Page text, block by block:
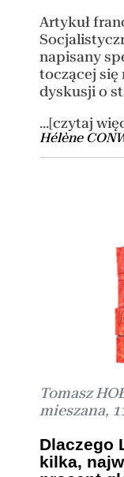
Artykuł
napisany
toczącej się
dyskusji o
...[czytaj
Hélène
Tomasz
mieszana,
Dlaczego
kilka,